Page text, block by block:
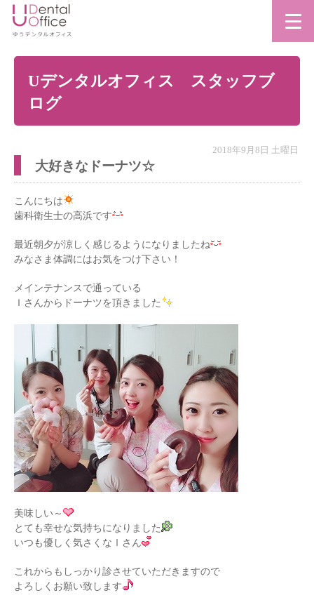
Uデンタルオフィス スタッフブ
ログ
2018年9月8日 土曜日
大好きなドーナツ☆
こんにちは
歯科衛生士の高浜です
最近朝夕が涼しく感じるようになりましたね
みなさま体調にはお気をつけ下さい！
メインテナンスで通っている
Ｉさんからドーナツを頂きました
美味しい～
とても幸せな気持ちになりました
いつも優しく気さくなⅠさん
これからもしっかり診させていただきますので
よろしくお願い致します